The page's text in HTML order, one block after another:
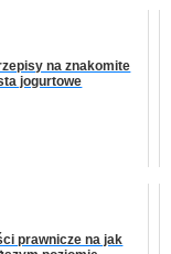
na znakomite
jogurtowe
prawnicze na jak